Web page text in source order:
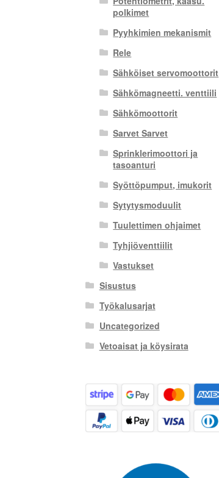
polkimet
Pyyhkimien mekanismit
Rele
Sähköiset servomoottorit
Sähkömagneetti. venttiili
Sähkömoottorit
Sarvet Sarvet
Sprinklerimoottori ja
tasoanturi
Syöttöpumput, imukorit
Sytytysmoduulit
Tuulettimen ohjaimet
Tyhjiöventtiilit
Vastukset
Sisustus
Työkalusarjat
Uncategorized
Vetoaisat ja köysirata